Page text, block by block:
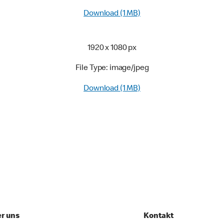
Download (1 MB)
1920 x 1080 px
File Type: image/jpeg
Download (1 MB)
uns Kontakt